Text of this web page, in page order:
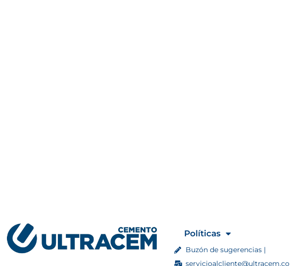
Políticas
Buzón de sugerencias |
servicioalcliente@ultracem.co